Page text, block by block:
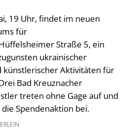
19 Uhr, findet im neuen
für
Straße 5, ein
ukrainischer
künstlerischer Aktivitäten für
Bad Kreuznacher
treten ohne Gage auf und
Spendenaktion bei.